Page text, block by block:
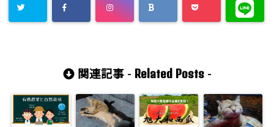
関連記事 - Related Posts-